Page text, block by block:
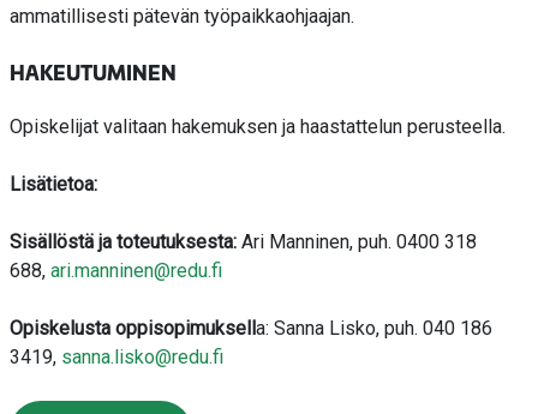
ammatillisesti pätevän työpaikkaohjaajan.
HAKEUTUMINEN
Opiskelijat valitaan hakemuksen ja haastattelun perusteella.
Lisätietoa:
Sisällöstä ja toteutuksesta: Ari Manninen, puh. 0400 318
688, ari.manninen@redu.fi
Opiskelusta oppisopimuksella: Sanna Lisko, puh. 040 186
3419, sanna.lisko@redu.fi